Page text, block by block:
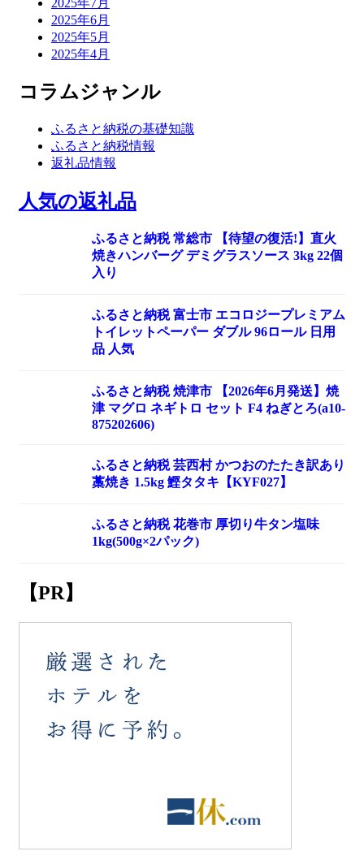
2025年6月
2025年5月
2025年4月
コラムジャンル
ふるさと納税の基礎知識
ふるさと納税情報
返礼品情報
人気の返礼品
ふるさと納税 常総市 【待望の復活!】直火
焼きハンバーグ デミグラスソース 3kg 22個
入り
ふるさと納税 富士市 エコロジープレミアム
トイレットペーパー ダブル 96ロール 日用
品 人気
ふるさと納税 焼津市 【2026年6月発送】焼
津 マグロ ネギトロ セット F4 ねぎとろ(a10-
875202606)
ふるさと納税 芸西村 かつおのたたき訳あり
藁焼き 1.5kg 鰹タタキ【KYF027】
ふるさと納税 花巻市 厚切り牛タン塩味
1kg(500g×2パック)
【PR】